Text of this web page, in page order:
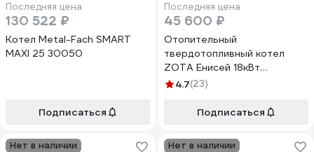
Последняя цена
130 522 ₽
Котел Metal-Fach SMART
MAXI 25 30050
Подписаться
Последняя цена
45 600 ₽
Отопительный
твердотопливный котел
ZOTA Енисей 18кВт
EN4588140018
4.7(23)
Подписаться
Нет в наличии Нет в наличии